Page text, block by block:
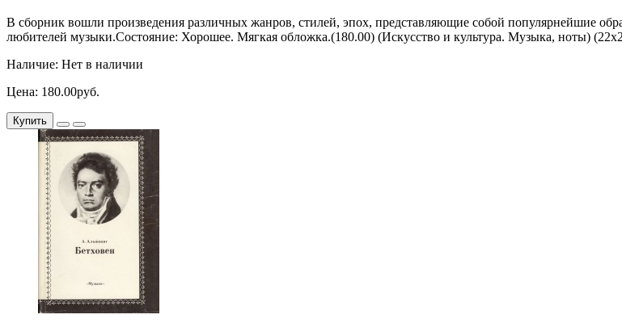
В сборник вошли произведения различных жанров, стилей, эпох, представляющие собой популярнейшие
любителей музыки.Состояние: Хорошее. Мягкая обложка.(180.00) (Искусство и культура. Музыка, ноты)
Наличие: Нет в наличии
Цена: 180.00руб.
Купить